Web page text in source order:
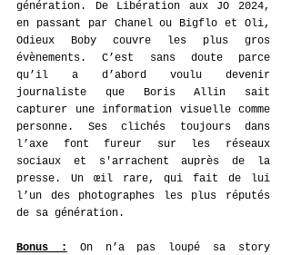
génération. De Libération aux JO 2024,
en passant par Chanel ou Bigflo et Oli,
Odieux Boby couvre les plus gros
évènements. C’est sans doute parce
qu’il a d’abord voulu devenir
journaliste que Boris Allin sait
capturer une information visuelle comme
personne. Ses clichés toujours dans
l’axe font fureur sur les réseaux
sociaux et s'arrachent auprès de la
presse. Un œil rare, qui fait de lui
l’un des photographes les plus réputés
de sa génération.
Bonus :
On n’a pas loupé sa story